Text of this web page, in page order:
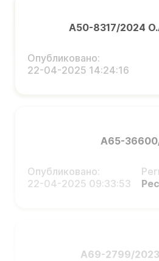
А50-8317/2024
Опубликовано:
22-04-2025 14:24:16
А65-
Опубликовано:
22-04-2025 09:33:53
А69-2799/